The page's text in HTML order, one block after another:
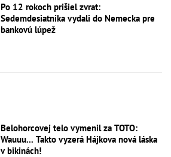
Po 12 rokoch prišiel zvrat:
Sedemdesiatnika vydali do Nemecka pre
bankovú lúpež
Belohorcovej telo vymenil za TOTO:
Wauuu... Takto vyzerá Hájkova nová láska
v bikinách!